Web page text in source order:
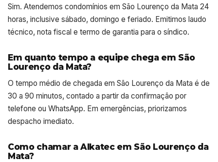
Sim. Atendemos condomínios em São Lourenço da Mata 24
horas, inclusive sábado, domingo e feriado. Emitimos laudo
técnico, nota fiscal e termo de garantia para o síndico.
Em quanto tempo a equipe chega em São
Lourenço da Mata?
O tempo médio de chegada em São Lourenço da Mata é de
30 a 90 minutos, contado a partir da confirmação por
telefone ou WhatsApp. Em emergências, priorizamos
despacho imediato.
Como chamar a Alkatec em São Lourenço da
Mata?